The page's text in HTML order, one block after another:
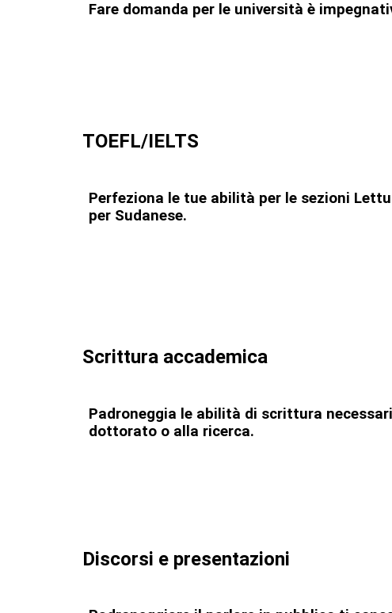
Fare domanda per le università è
TOEFL/IELTS
Perfeziona le tue abilità per le sezioni
per Sudanese.
Scrittura accademica
Padroneggia le abilità di scrittura
dottorato o alla ricerca.
Discorsi e presentazioni